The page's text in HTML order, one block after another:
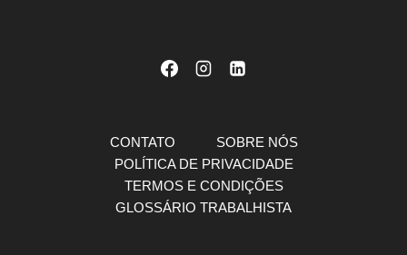
CONTATO
SOBRE NÓS
POLÍTICA DE PRIVACIDADE
TERMOS E CONDIÇÕES
GLOSSÁRIO TRABALHISTA